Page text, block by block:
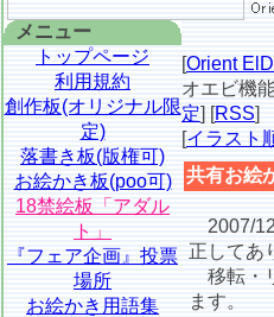
メニュー
トップページ
利用規約
創作板(オリジナル限
定)
落書き板(版権可)
お絵かき板(poo可)
18禁絵板「アダル
ト」
『フェア企画』投票
場所
お絵かき用語集
[Orient
オエビ機
定] [RSS]
[イラスト
共有お絵
2007/
正してあ
移転・
ます。